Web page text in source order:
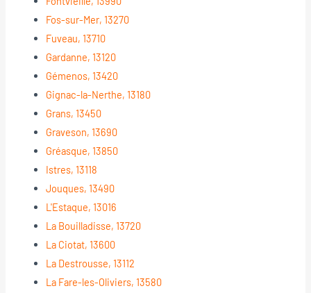
Fos-sur-Mer, 13270
Fuveau, 13710
Gardanne, 13120
Gémenos, 13420
Gignac-la-Nerthe, 13180
Grans, 13450
Graveson, 13690
Gréasque, 13850
Istres, 13118
Jouques, 13490
L'Estaque, 13016
La Bouilladisse, 13720
La Ciotat, 13600
La Destrousse, 13112
La Fare-les-Oliviers, 13580